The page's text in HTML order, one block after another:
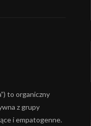
to organiczny
z grupy
i empatogenne.